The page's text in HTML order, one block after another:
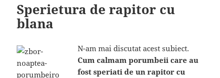
Sperietura de rapitor cu
blana
N-am mai discutat acest subiect.
Cum calmam porumbeii care au
fost speriati de un rapitor cu